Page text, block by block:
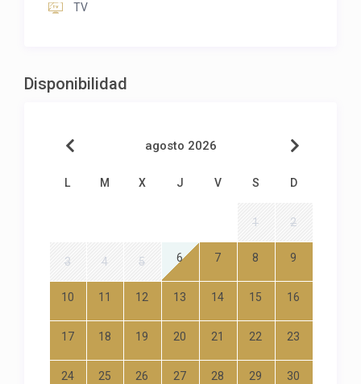
TV
Disponibilidad
agosto 2026
L M X J V S D
1 2
3 4 5 6 7 8 9
10 11 12 13 14 15 16
17 18 19 20 21 22 23
24 25 26 27 28 29 30